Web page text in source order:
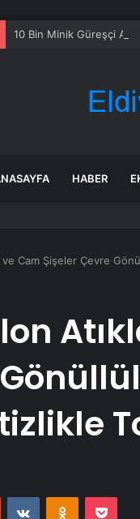
10 Bin Minik Güreşçi
HABER
Cam Şişeler Çevre
Reddit VKontakteOdnoklassniki